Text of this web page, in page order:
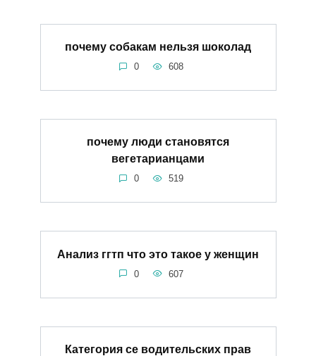
почему собакам нельзя шоколад
0 608
почему люди становятся
вегетарианцами
0 519
Анализ ггтп что это такое у женщин
0 607
Категория се водительских прав